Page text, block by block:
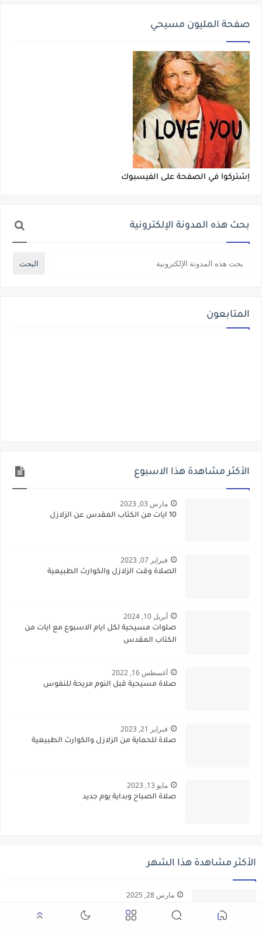
صفحة المليون مسيحي
إشتركوا في الصفحة على الفيسبوك
بحث هذه المدونة الإلكترونية
المتابعون
الأكثر مشاهدة هذا الاسبوع
مارس 03, 2023
10 ايات من الكتاب المقدس عن الزلازل
فبراير 07, 2023
الصلاة وقت الزلازل والكوارث الطبيعية
أبريل 10, 2024
صلوات مسيحية لكل ايام الاسبوع مع ايات من
الكتاب المقدس
أغسطس 16, 2022
صلاة مسيحية قبل النوم مريحة للنفوس
فبراير 21, 2023
صلاة للحماية من الزلازل والكوارث الطبيعية
مايو 13, 2023
صلاة الصباح وبداية يوم جديد
الأكثر مشاهدة هذا الشهر
مارس 28, 2025
اجمع